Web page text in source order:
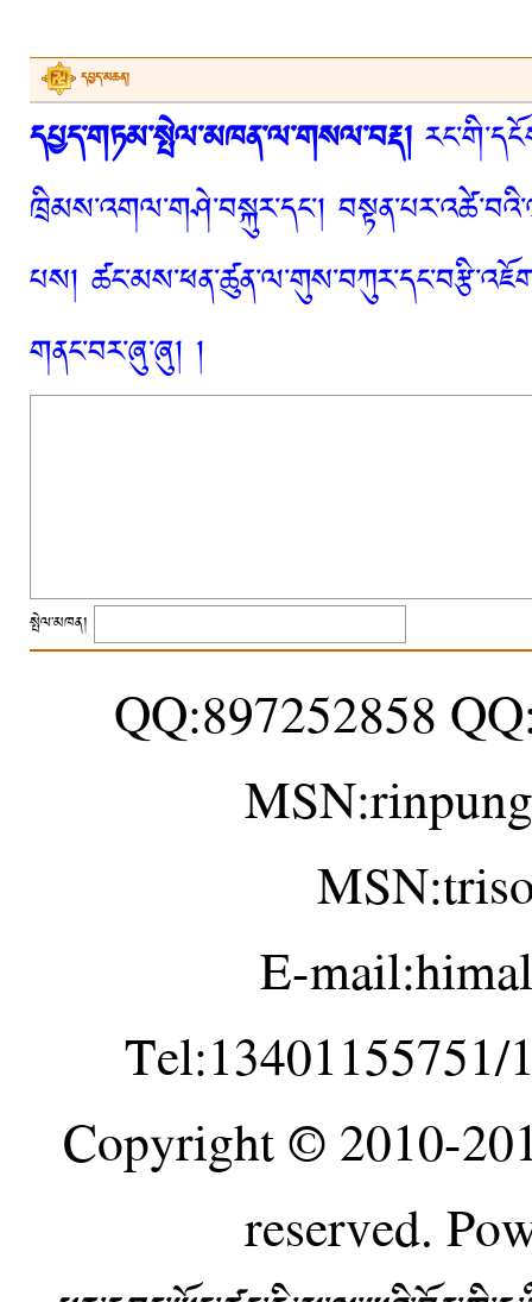
དཔྱད་མཆན།
དཔྱད་གཏམ་སྤེལ་མཁན་ལ་གསལ་བརྡ།
ཁྲིམས་འགལ་གཤེ་བསྐུར་དང་།
པས།
གནང་བར་ཞུ་ཞུ། །
སྤེལ་མཁན།
QQ:897252858
E-
Tel:13401155751/
Copyright © 2010-
reserved.